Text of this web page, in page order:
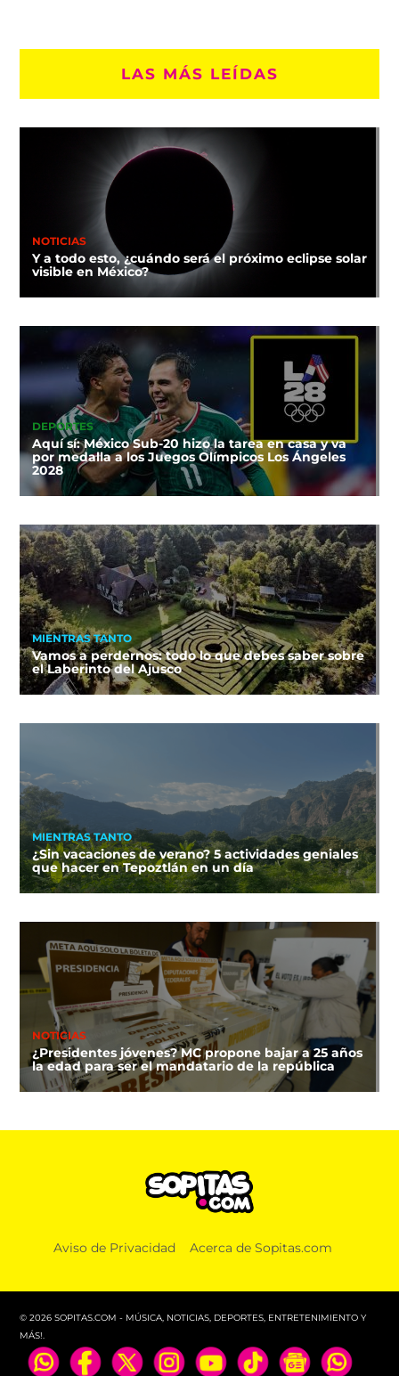
LAS MÁS LEÍDAS
NOTICIAS
Y a todo esto, ¿cuándo será el próximo eclipse solar
visible en México?
DEPORTES
Aquí sí: México Sub-20 hizo la tarea en casa y va
por medalla a los Juegos Olímpicos Los Ángeles
2028
MIENTRAS TANTO
Vamos a perdernos: todo lo que debes saber sobre
el Laberinto del Ajusco
MIENTRAS TANTO
¿Sin vacaciones de verano? 5 actividades geniales
que hacer en Tepoztlán en un día
NOTICIAS
¿Presidentes jóvenes? MC propone bajar a 25 años
la edad para ser el mandatario de la república
¿A qué hora y dónde ver la clausura de los Juegos
Aviso de Privacidad Acerca de Sopitas.com
© 2026 SOPITAS.COM - MÚSICA, NOTICIAS, DEPORTES, ENTRETENIMIENTO Y
MÁS!.